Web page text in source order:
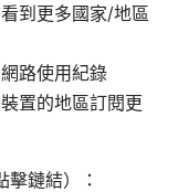
到更多國家/地區
路使用紀錄
置的地區訂閱更
鏈結）：